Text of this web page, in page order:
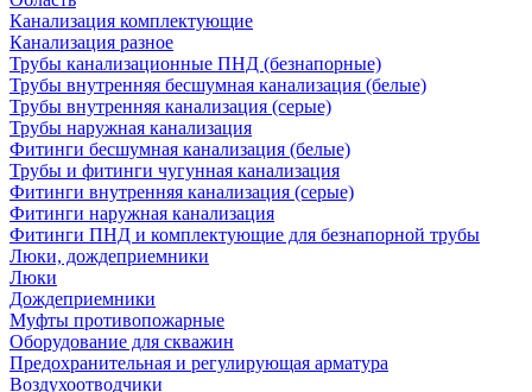
Канализация комплектующие
Канализация разное
Трубы канализационные ПНД (безнапорные)
Трубы внутренняя бесшумная канализация (белые)
Трубы внутренняя канализация (серые)
Трубы наружная канализация
Фитинги бесшумная канализация (белые)
Трубы и фитинги чугунная канализация
Фитинги внутренняя канализация (серые)
Фитинги наружная канализация
Фитинги ПНД и комплектующие для безнапорной трубы
Люки, дождеприемники
Люки
Дождеприемники
Муфты противопожарные
Оборудование для скважин
Предохранительная и регулирующая арматура
Воздухоотводчики